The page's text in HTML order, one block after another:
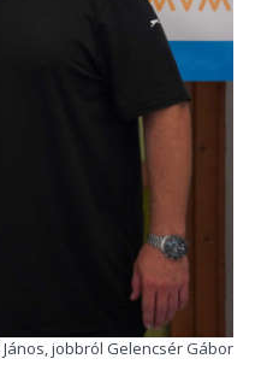
jobbról Gelencsér Gábor